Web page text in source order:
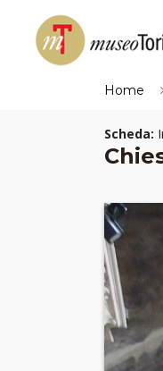
Home
Scheda: